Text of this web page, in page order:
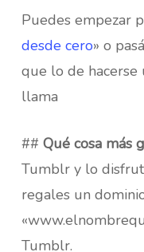
Puedes empezar
desde cero» o
que lo de
llama
## Qué cosa más
Tumblr y lo
regales un
Tumblr.